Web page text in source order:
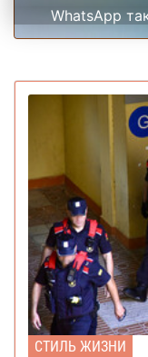
WhatsApp
СТИЛЬ ЖИЗНИ